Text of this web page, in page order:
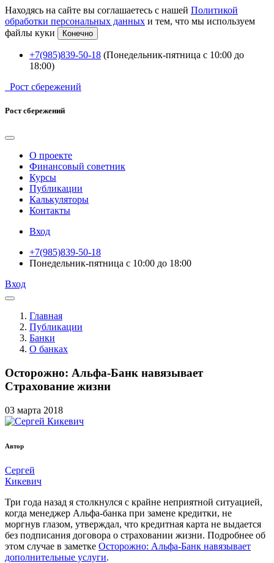
Находясь на сайте вы соглашаетесь с нашей Политикой
обработки персональных данных и тем, что мы используем
файлы куки
Конечно
+7(985)839-50-18 (Понедельник-пятница с 10:00 до
18:00)
Рост сбережений
Рост сбережений
О проекте
Финансовый советник
Курсы
Публикации
Калькуляторы
Контакты
Вход
+7(985)839-50-18
Понедельник-пятница с 10:00 до 18:00
Вход
Главная
Публикации
Банки
О банках
Осторожно: Альфа-Банк навязывает
Страхование жизни
03 марта 2018
Автор
Сергей
Кикевич
Три года назад я столкнулся с крайне неприятной ситуацией,
когда менеджер Альфа-банка при замене кредитки, не
моргнув глазом, утверждал, что кредитная карта не выдается
без подписания договора о страховании жизни. Подробнее об
этом случае в заметке Осторожно: Альфа-Банк навязывает
дополнительные услуги.